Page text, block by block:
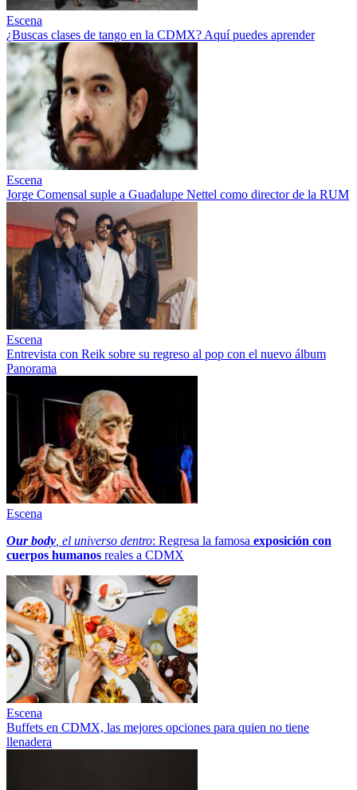
Escena
¿Buscas clases de tango en la CDMX? Aquí puedes aprender
Escena
Jorge Comensal suple a Guadalupe Nettel como director de la RUM
Escena
Entrevista con Reik sobre su regreso al pop con el nuevo álbum
Panorama
Escena
Our body , el universo dentro: Regresa la famosa exposición con
cuerpos humanos reales a CDMX
Escena
Buffets en CDMX, las mejores opciones para quien no tiene
llenadera